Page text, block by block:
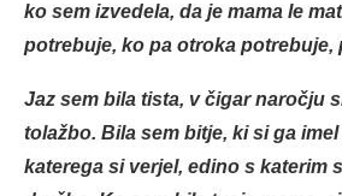
ko sem izvedela, da je mama le
potrebuje, ko pa otroka potrebuje,
Jaz sem bila tista, v čigar naročju
tolažbo. Bila sem bitje, ki si ga
katerega si verjel, edino s katerim